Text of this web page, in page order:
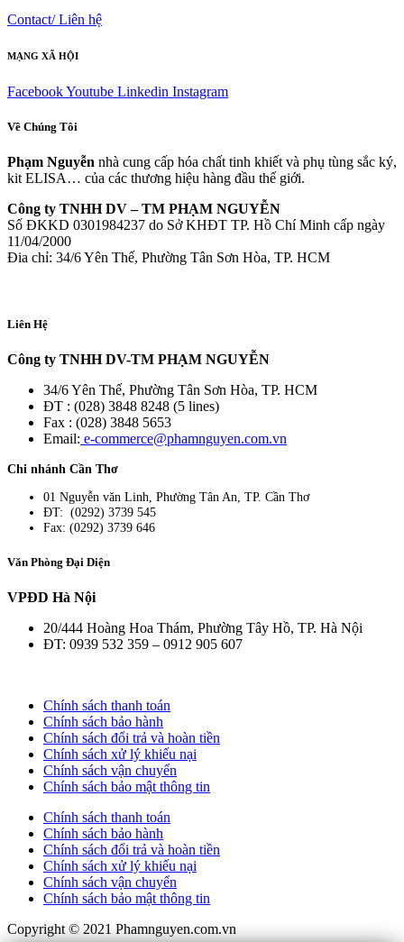
Contact/ Liên hệ
MẠNG XÃ HỘI
FacebookYoutube Linkedin Instagram
Về Chúng Tôi
Phạm Nguyễn nhà cung cấp hóa chất tinh khiết và phụ tùng sắc ký,
kit ELISA… của các thương hiệu hàng đầu thế giới.
Công ty TNHH DV – TM PHẠM NGUYỄN
Số ĐKKD 0301984237 do Sở KHĐT TP. Hồ Chí Minh cấp ngày
11/04/2000
Đia chỉ: 34/6 Yên Thế, Phường Tân Sơn Hòa, TP. HCM
Liên Hệ
Công ty TNHH DV-TM PHẠM NGUYỄN
34/6 Yên Thế, Phường Tân Sơn Hòa, TP. HCM
ĐT : (028) 3848 8248 (5 lines)
Fax : (028) 3848 5653
Email: e-commerce@phamnguyen.com.vn
Chi nhánh Cần Thơ
01 Nguyễn văn Linh, Phường Tân An, TP. Cần Thơ
ĐT: (0292) 3739 545
Fax: (0292) 3739 646
Văn Phòng Đại Diện
VPĐD Hà Nội
20/444 Hoàng Hoa Thám, Phường Tây Hồ, TP. Hà Nội
ĐT: 0939 532 359 – 0912 905 607
Chính sách thanh toán
Chính sách bảo hành
Chính sách đổi trả và hoàn tiền
Chính sách xử lý khiếu nại
Chính sách vận chuyển
Chính sách bảo mật thông tin
Chính sách thanh toán
Chính sách bảo hành
Chính sách đổi trả và hoàn tiền
Chính sách xử lý khiếu nại
Chính sách vận chuyển
Chính sách bảo mật thông tin
Copyright © 2021 Phamnguyen.com.vn